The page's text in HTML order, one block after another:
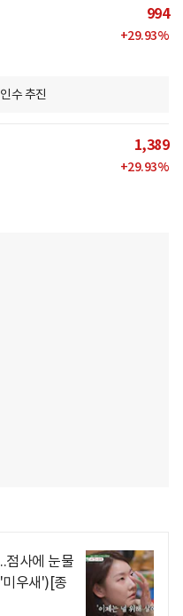
994
+29.93%
수 추진
1,389
+29.93%
점사에 눈물
미우새')[종